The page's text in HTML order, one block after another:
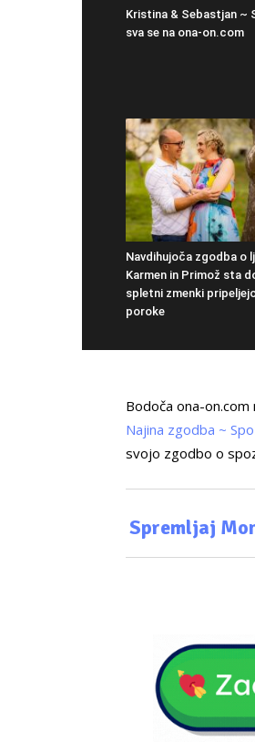
Kristina & Sebastjan ~
sva se na ona-on.com
Navdihujoča zgodba o
Karmen in Primož sta
spletni zmenki
poroke
Bodoča ona-
Najina zgodba ~
svojo zgodbo o
Spremljaj